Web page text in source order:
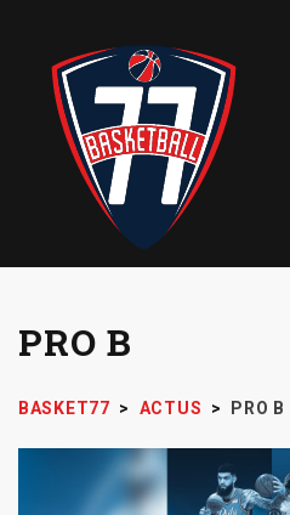
PRO B
BASKET77 > ACTUS > PRO B